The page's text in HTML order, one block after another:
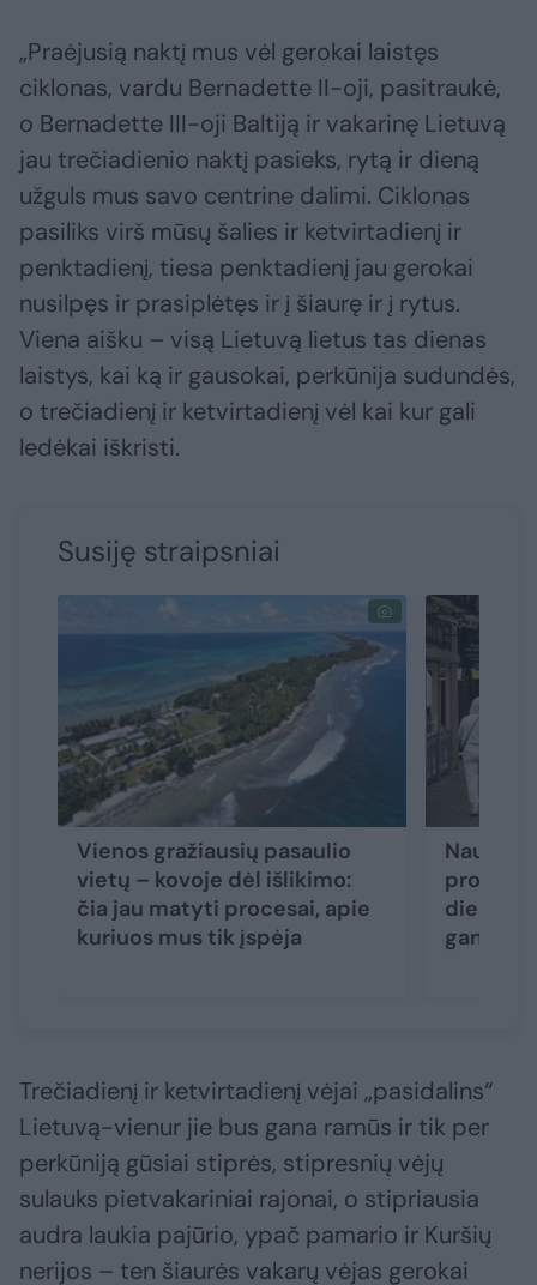
„Praėjusią naktį mus vėl gerokai laistęs
ciklonas, vardu Bernadette II-oji, pasitraukė,
o Bernadette III-oji Baltiją ir vakarinę Lietuvą
jau trečiadienio naktį pasieks, rytą ir dieną
užguls mus savo centrine dalimi. Ciklonas
pasiliks virš mūsų šalies ir ketvirtadienį ir
penktadienį, tiesa penktadienį jau gerokai
nusilpęs ir prasiplėtęs ir į šiaurę ir į rytus.
Viena aišku – visą Lietuvą lietus tas dienas
laistys, kai ką ir gausokai, perkūnija sudundės,
o trečiadienį ir ketvirtadienį vėl kai kur gali
ledėkai iškristi.
Susiję straipsniai
Vienos gražiausių pasaulio
vietų – kovoje dėl išlikimo:
čia jau matyti procesai, apie
kuriuos mus tik įspėja
gana
Trečiadienį ir ketvirtadienį vėjai „pasidalins“
Lietuvą-vienur jie bus gana ramūs ir tik per
perkūniją gūsiai stiprės, stipresnių vėjų
sulauks pietvakariniai rajonai, o stipriausia
audra laukia pajūrio, ypač pamario ir Kuršių
nerijos – ten šiaurės vakarų vėjas gerokai